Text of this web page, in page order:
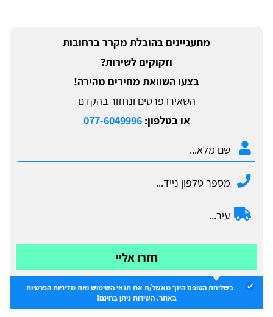
מתעניינים בהובלת מקרר ברחובות
וזקוקים לשירות?
בצעו השוואת מחירים מהירה!
השאירו פרטים ונחזור בהקדם
או בטלפון:077-6049996
חזרו אליי
בשליחת הטופס הינך מאשר/ת אתתנאי השימושואתמדיניות הפרטיות
באתר. השירות ניתן בחינם!